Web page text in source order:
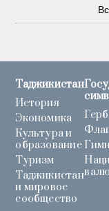
Таджикистан
История
Экономика
Культура и
образование
Туризм
Таджикистан
и мировое
сообщество
Герб